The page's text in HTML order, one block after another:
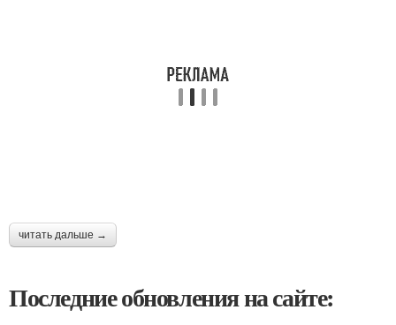
читать дальше →
Последние обновления на сайте: